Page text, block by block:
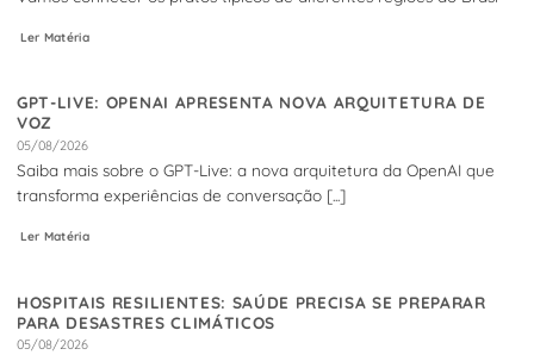
Ler Matéria
GPT-LIVE: OPENAI APRESENTA NOVA ARQUITETURA DE
VOZ
05/08/2026
Saiba mais sobre o GPT-Live: a nova arquitetura da OpenAI que
transforma experiências de conversação [...]
Ler Matéria
HOSPITAIS RESILIENTES: SAÚDE PRECISA SE PREPARAR
PARA DESASTRES CLIMÁTICOS
05/08/2026